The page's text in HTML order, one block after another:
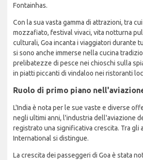
Fontainhas.
Con la sua vasta gamma di attrazioni, tra
mozzafiato, festival vivaci, vita notturna
culturali, Goa incanta i viaggiatori durante
si sono anche immerse nella cucina
prelibatezze di pesce nei chioschi sulla
in piatti piccanti di vindaloo nei ristoranti
Ruolo di primo piano
L'India è nota per le sue vaste e diverse
negli ultimi anni, l'industria dell'aviazione
registrato una significativa crescita. Tra gli
International si distingue.
La crescita dei passeggeri di Goa è stata